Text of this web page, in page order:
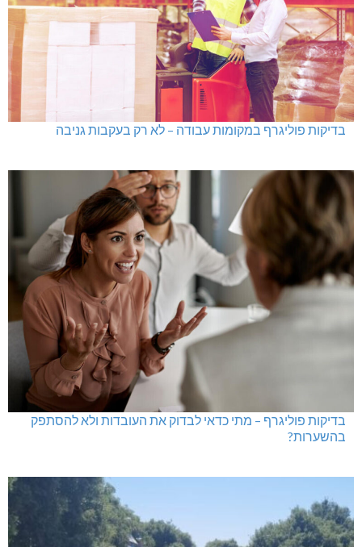
בדיקות פוליגרף במקומות עבודה – לא רק בעקבות גניבה
בדיקות פוליגרף – מתי כדאי לבדוק את העובדות ולא להסתפק
בהשערות?